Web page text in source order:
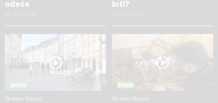
odeće
biti?
Green Vision Green Vision